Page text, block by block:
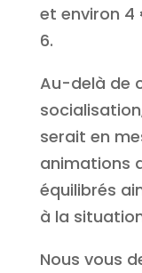
et environ 4
6.
Au-delà de
serait en
animations
équilibrés
à la
Nous vous